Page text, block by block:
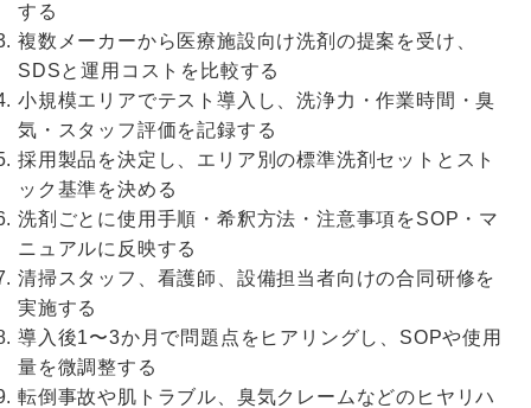
する
複数メーカーから医療施設向け洗剤の提案を受け、
SDSと運用コストを比較する
小規模エリアでテスト導入し、洗浄力・作業時間・臭
気・スタッフ評価を記録する
採用製品を決定し、エリア別の標準洗剤セットとスト
ック基準を決める
洗剤ごとに使用手順・希釈方法・注意事項をSOP・マ
ニュアルに反映する
清掃スタッフ、看護師、設備担当者向けの合同研修を
実施する
導入後1〜3か月で問題点をヒアリングし、SOPや使用
量を微調整する
転倒事故や肌トラブル、臭気クレームなどのヒヤリハ